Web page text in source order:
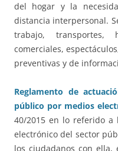
del hogar y la
distancia interpersonal.
trabajo, transportes,
comerciales,
preventivas y de
Reglamento de
público por medios
40/2015 en lo referido a
electrónico del sector
los ciudadanos con ella,